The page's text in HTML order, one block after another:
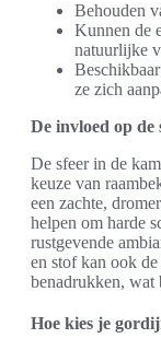
Behouden
Kunnen de
natuurlijke
ze zich
De invloed op de
De sfeer in de
keuze van
een zachte,
helpen om harde
rustgevende
en stof kan ook
benadrukken, wat
Hoe kies je